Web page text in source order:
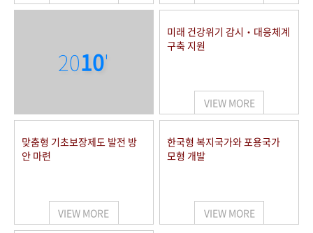
2010'
미래 건강위기 감시‧대응체계
구축 지원
VIEW MORE
맞춤형 기초보장제도 발전 방
안 마련
VIEW MORE
한국형 복지국가와 포용국가
모형 개발
VIEW MORE